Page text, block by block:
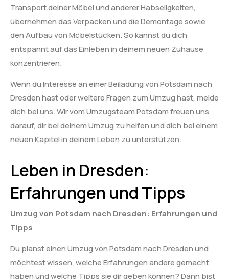
Transport deiner Möbel und anderer Habseligkeiten,
übernehmen das Verpacken und die Demontage sowie
den Aufbau von Möbelstücken. So kannst du dich
entspannt auf das Einleben in deinem neuen Zuhause
konzentrieren.
Wenn du Interesse an einer Beiladung von Potsdam nach
Dresden hast oder weitere Fragen zum Umzug hast, melde
dich bei uns. Wir vom Umzugsteam Potsdam freuen uns
darauf, dir bei deinem Umzug zu helfen und dich bei einem
neuen Kapitel in deinem Leben zu unterstützen.
Leben in Dresden:
Erfahrungen und Tipps
Umzug von Potsdam nach Dresden: Erfahrungen und
Tipps
Du planst einen Umzug von Potsdam nach Dresden und
möchtest wissen, welche Erfahrungen andere gemacht
haben und welche Tipps sie dir geben können? Dann bist